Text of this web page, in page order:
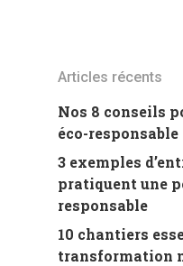
Articles récents
Nos 8 conseils
éco-responsable
3 exemples
pratiquent une
responsable
10 chantiers
transformation